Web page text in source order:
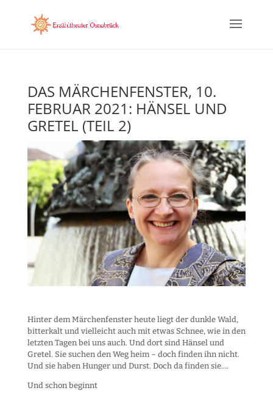
DAS MÄRCHENFENSTER, 10.
FEBRUAR 2021: HÄNSEL UND
GRETEL (TEIL 2)
Hinter dem Märchenfenster heute liegt der dunkle Wald,
bitterkalt und vielleicht auch mit etwas Schnee, wie in den
letzten Tagen bei uns auch. Und dort sind Hänsel und
Gretel. Sie suchen den Weg heim – doch finden ihn nicht.
Und sie haben Hunger und Durst. Doch da finden sie….
Und schon beginnt